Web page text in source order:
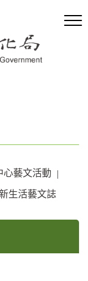
心藝文活動
|
生活藝文誌